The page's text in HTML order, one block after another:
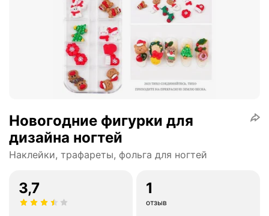
Новогодние фигурки для
дизайна ногтей
Наклейки, трафареты, фольга для ногтей
3,7 1
отзыв